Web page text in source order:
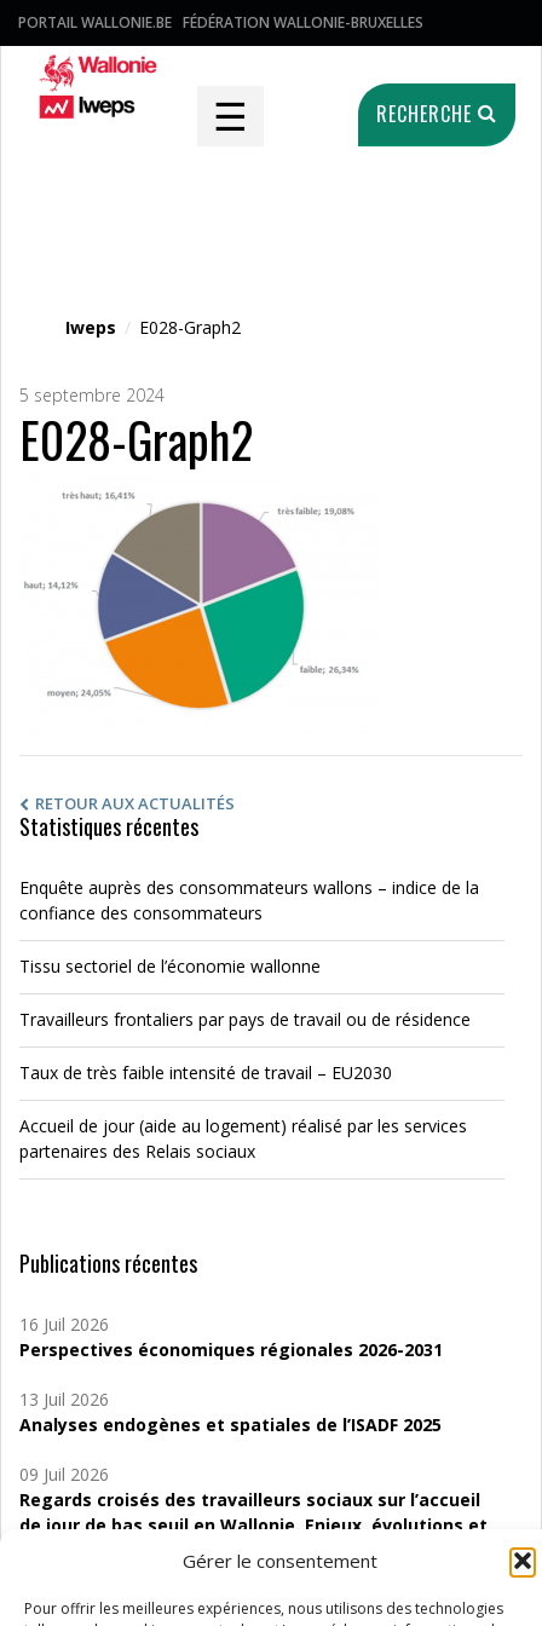
Gérer le consentement
Pour offrir les meilleures expériences, nous utilisons des technologies
PORTAIL WALLONIE.BE FÉDÉRATION WALLONIE-BRUXELLES
☰ RECHERCHE
Iweps / E028-Graph2
5 septembre 2024
E028-Graph2
RETOUR AUX ACTUALITÉS
Statistiques récentes
Enquête auprès des consommateurs wallons – indice de la
confiance des consommateurs
Tissu sectoriel de l’économie wallonne
Travailleurs frontaliers par pays de travail ou de résidence
Taux de très faible intensité de travail – EU2030
Accueil de jour (aide au logement) réalisé par les services
partenaires des Relais sociaux
Publications récentes
16 Juil 2026
Perspectives économiques régionales 2026-2031
13 Juil 2026
Analyses endogènes et spatiales de l’ISADF 2025
09 Juil 2026
Regards croisés des travailleurs sociaux sur l’accueil
de jour de bas seuil en Wallonie. Enjeux, évolutions et
06 Juil 2026